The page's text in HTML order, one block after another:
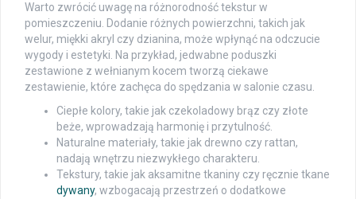
Warto zwrócić uwagę na różnorodność tekstur w
pomieszczeniu. Dodanie różnych powierzchni, takich jak
welur, miękki akryl czy dzianina, może wpłynąć na odczucie
wygody i estetyki. Na przykład, jedwabne poduszki
zestawione z wełnianym kocem tworzą ciekawe
zestawienie, które zachęca do spędzania w salonie czasu.
Ciepłe kolory, takie jak czekoladowy brąz czy złote
beże, wprowadzają harmonię i przytulność.
Naturalne materiały, takie jak drewno czy rattan,
nadają wnętrzu niezwykłego charakteru.
Tekstury, takie jak aksamitne tkaniny czy ręcznie tkane
dywany, wzbogacają przestrzeń o dodatkowe